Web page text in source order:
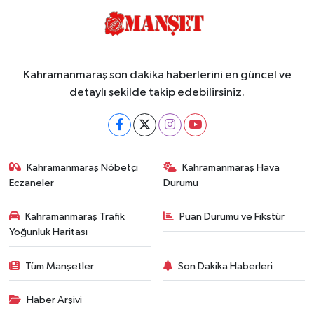
Kahramanmaraş son dakika haberlerini en güncel ve
detaylı şekilde takip edebilirsiniz.
Kahramanmaraş Nöbetçi
Eczaneler
Kahramanmaraş Hava
Durumu
Kahramanmaraş Trafik
Yoğunluk Haritası
Puan Durumu ve Fikstür
Tüm Manşetler Son Dakika Haberleri
Haber Arşivi